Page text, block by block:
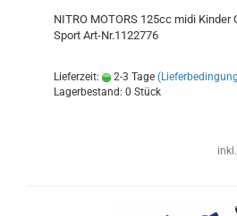
NITRO MOTORS 125cc midi Kinder
Sport Art-Nr.1122776
Lieferzeit: 2-3 Tage
Lagerbestand: 0 Stück